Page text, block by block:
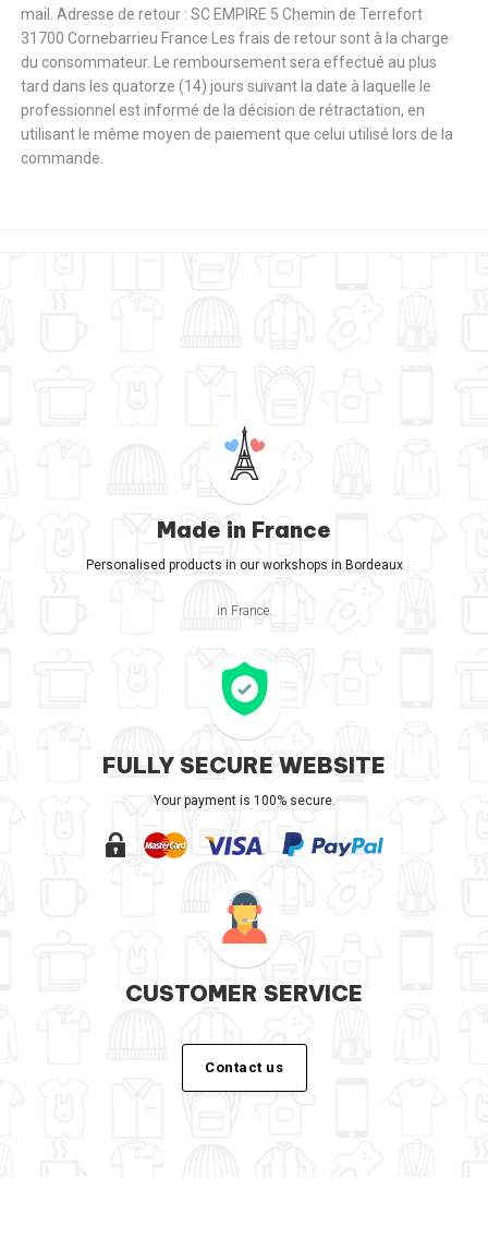
mail. Adresse de retour : SC EMPIRE 5 Chemin de Terrefort
31700 Cornebarrieu France Les frais de retour sont à la charge
du consommateur. Le remboursement sera effectué au plus
tard dans les quatorze (14) jours suivant la date à laquelle le
professionnel est informé de la décision de rétractation, en
utilisant le même moyen de paiement que celui utilisé lors de la
commande.
Made in France
Personalised products in our workshops in Bordeaux
in France.
FULLY SECURE WEBSITE
Your payment is 100% secure.
CUSTOMER SERVICE
Contact us